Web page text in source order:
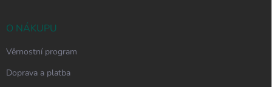
O NÁKUPU
Věrnostní program
Doprava a platba